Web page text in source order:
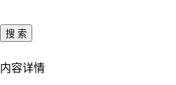
搜 索
内容详情